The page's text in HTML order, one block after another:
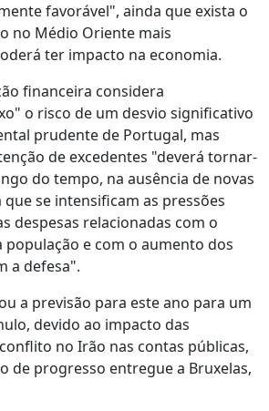
favorável", ainda que exista o
no Médio Oriente mais
ter impacto na economia.
financeira considera
o risco de um desvio significativo
prudente de Portugal, mas
de excedentes "deverá tornar-
do tempo, na ausência de novas
se intensificam as pressões
despesas relacionadas com o
população e com o aumento dos
a defesa".
a previsão para este ano para um
devido ao impacto das
no Irão nas contas públicas,
de progresso entregue a Bruxelas,